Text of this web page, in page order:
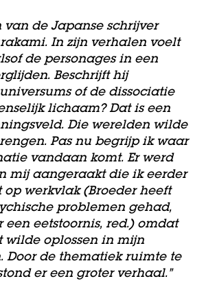
van de Japanse schrijver
In zijn verhalen voelt
de personages in een
Beschrijft hij
of de dissociatie
lichaam? Dat is een
Die werelden wilde
Pas nu begrijp ik waar
vandaan komt. Er werd
mij aangeraakt die ik eerder
werkvlak (Broeder heeft
problemen gehad,
een eetstoornis, red.) omdat
wilde oplossen in mijn
Door de thematiek ruimte te
er een groter verhaal.”